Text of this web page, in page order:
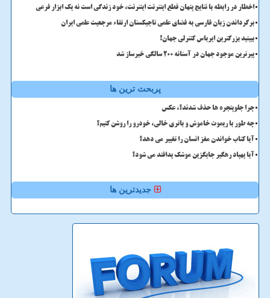
اخطار در رابطه با نتایج پنهان قطع اینترنت اینترنت، خود زندگی است نه یک ابزار فرعی
برگرداندن زبان فارسی به فضای علمی تاجیکستان ارتقاء مرجعیت علمی ایران
ببینید بزرگترین ایرباس کنترلی جهان!
پیرترین موجود جهان در آستانه ۲۰۰ سالگی خبرساز شد
پربحث ترین ها
چرا جلوپنجره ها حذف شدند؟، عکس
چه طور با ریموت خاموش و باتری خالی، خودرو را روشن کنیم؟
آیا کتاب خواندن مغز انسان را تغییر می دهد؟
آیا پهپاد رهگیر جایگزین موشک پدافند می شود؟
جدیدترین ها